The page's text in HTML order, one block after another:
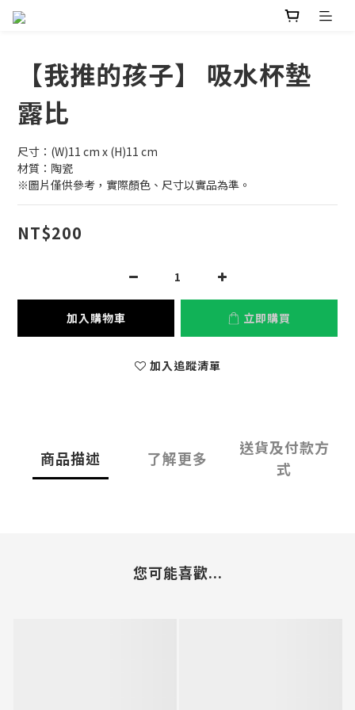
【我推的孩子】 吸水杯墊
露比
尺寸：(W)11 cm x (H)11 cm
材質：陶瓷
※圖片僅供參考，實際顏色、尺寸以實品為準。
NT$200
加入購物車 立即購買
加入追蹤清單
商品描述 了解更多
送貨及付款方
式
您可能喜歡...